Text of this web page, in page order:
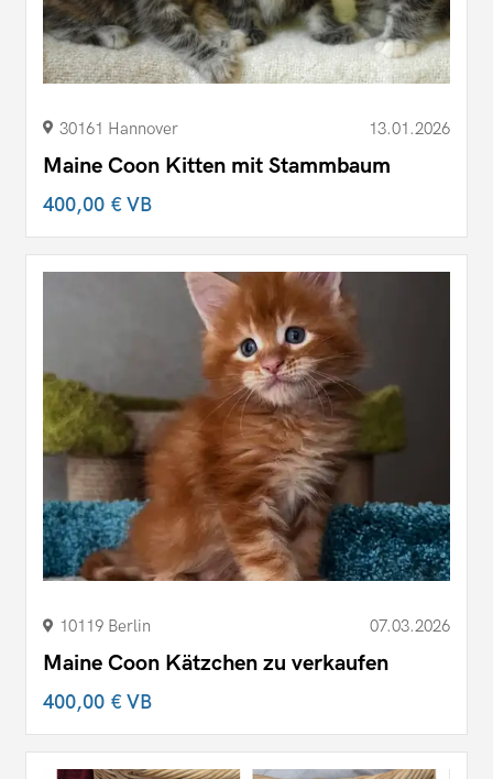
30161 Hannover 13.01.2026
Maine Coon Kitten mit Stammbaum
400,00 €VB
10119 Berlin 07.03.2026
Maine Coon Kätzchen zu verkaufen
400,00 €VB